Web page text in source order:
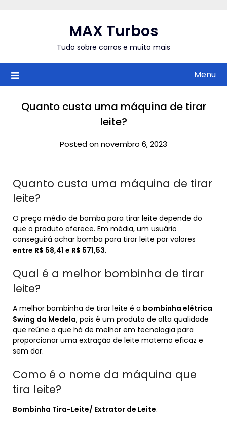
MAX Turbos
Tudo sobre carros e muito mais
Menu
Quanto custa uma máquina de tirar
leite?
Posted on novembro 6, 2023
Quanto custa uma máquina de tirar
leite?
O preço médio de bomba para tirar leite depende do
que o produto oferece. Em média, um usuário
conseguirá achar bomba para tirar leite por valores
entre R$ 58,41 e R$ 571,53.
Qual é a melhor bombinha de tirar
leite?
A melhor bombinha de tirar leite é a bombinha elétrica
Swing da Medela, pois é um produto de alta qualidade
que reúne o que há de melhor em tecnologia para
proporcionar uma extração de leite materno eficaz e
sem dor.
Como é o nome da máquina que
tira leite?
Bombinha Tira-Leite/ Extrator de Leite.